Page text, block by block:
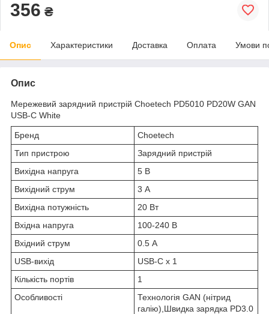
356 ₴
Опис Характеристики Доставка Оплата Умови
Опис
Мережевий зарядний пристрій Choetech PD5010 PD20W GAN
USB-C White
Бренд
Choetech
Тип пристрою
Зарядний пристрій
Вихідна напруга
5 В
Вихідний струм
3 А
Вихідна потужність
20 Вт
Вхідна напруга
100-240 В
Вхідний струм
0.5 А
USB-вихід
USB-C x 1
Кількість портів
1
Особливості
Технологія GAN (нітрид
галію),Швидка зарядка PD3.0